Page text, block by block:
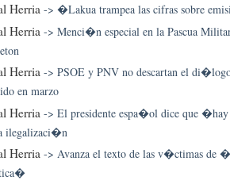
Herria-> �Lakua trampea las cifras sobre
Herria -> Menci�n especial en la Pascua
Herria-> PSOE y PNV no descartan el
en marzo
Herria -> El presidente espa�ol dice que
ilegalizaci�n
Herria-> Avanza el texto de las v�ctimas de